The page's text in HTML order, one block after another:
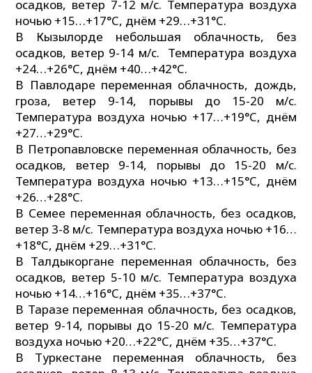
осадков, ветер 7-12 м/с. Температура воздуха
ночью +15…+17°C, днём +29…+31°C.
В Кызылорде небольшая облачность, без
осадков, ветер 9-14 м/с. Температура воздуха
+24…+26°C, днём +40…+42°C.
В Павлодаре переменная облачность, дождь,
гроза, ветер 9-14, порывы до 15-20 м/с.
Температура воздуха ночью +17…+19°C, днём
+27…+29°C.
В Петропавловске переменная облачность, без
осадков, ветер 9-14, порывы до 15-20 м/с.
Температура воздуха ночью +13…+15°C, днём
+26…+28°C.
В Семее переменная облачность, без осадков,
ветер 3-8 м/с. Температура воздуха ночью +16…
+18°C, днём +29…+31°C.
В Талдыкоргане переменная облачность, без
осадков, ветер 5-10 м/с. Температура воздуха
ночью +14…+16°C, днём +35…+37°C.
В Таразе переменная облачность, без осадков,
ветер 9-14, порывы до 15-20 м/с. Температура
воздуха ночью +20…+22°C, днём +35…+37°C.
В Туркестане переменная облачность, без